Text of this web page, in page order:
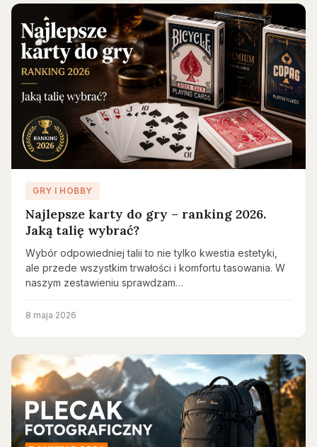
GRY I HOBBY
Najlepsze karty do gry – ranking 2026.
Jaką talię wybrać?
Wybór odpowiedniej talii to nie tylko kwestia estetyki,
ale przede wszystkim trwałości i komfortu tasowania. W
naszym zestawieniu sprawdzam…
8 maja 2026